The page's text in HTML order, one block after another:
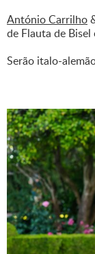
António Carrilho
de Flauta de Bisel
Serão italo-